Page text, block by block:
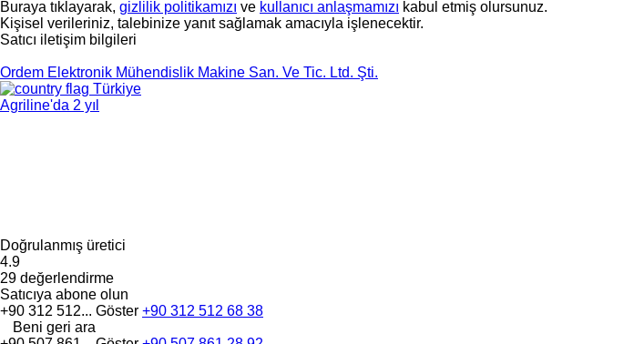
Buraya tıklayarak, gizlilik politikamızı ve kullanıcı anlaşmamızı kabul etmiş olursunuz.
Kişisel verileriniz, talebinize yanıt sağlamak amacıyla işlenecektir.
Satıcı iletişim bilgileri
Ordem Elektronik Mühendislik Makine San. Ve Tic. Ltd. Şti.
Türkiye
Agriline'da 2 yıl
Doğrulanmış üretici
4.9
29 değerlendirme
Satıcıya abone olun
+90 312 512... Göster +90 312 512 68 38
Beni geri ara